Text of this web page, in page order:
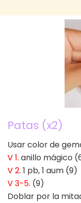
Patas (x2)
Usar color de
V 1. anillo mágico
V 2. 1 pb, 1 aum (9)
V 3-5. (9)
Doblar por la